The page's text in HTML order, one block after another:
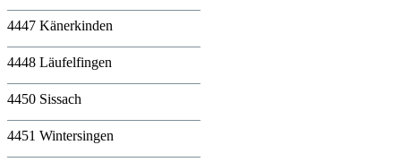
4447 Känerkinden
4448 Läufelfingen
4450 Sissach
4451 Wintersingen